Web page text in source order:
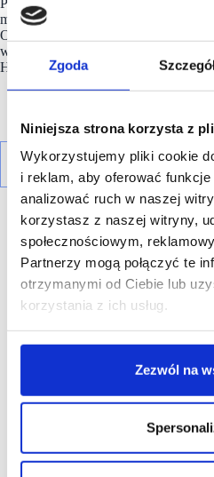
Zgoda
Niniejsza strona korzysta z
Wykorzystujemy pliki cookie
i reklam, aby oferować funkcje
analizować ruch w naszej
korzystasz z naszej witryny,
społecznościowym,
Partnerzy mogą połączyć te
otrzymanymi od Ciebie lub
korzystania z ich usług.
Zezwól na
Pasibusa znajdują się już w 13
m.in. we Wrocławiu, w Warszawie,
Olsztynie i Poznaniu. Marka
w tym 11 restauracji stworzonych we
Helios.
R E K L A M A